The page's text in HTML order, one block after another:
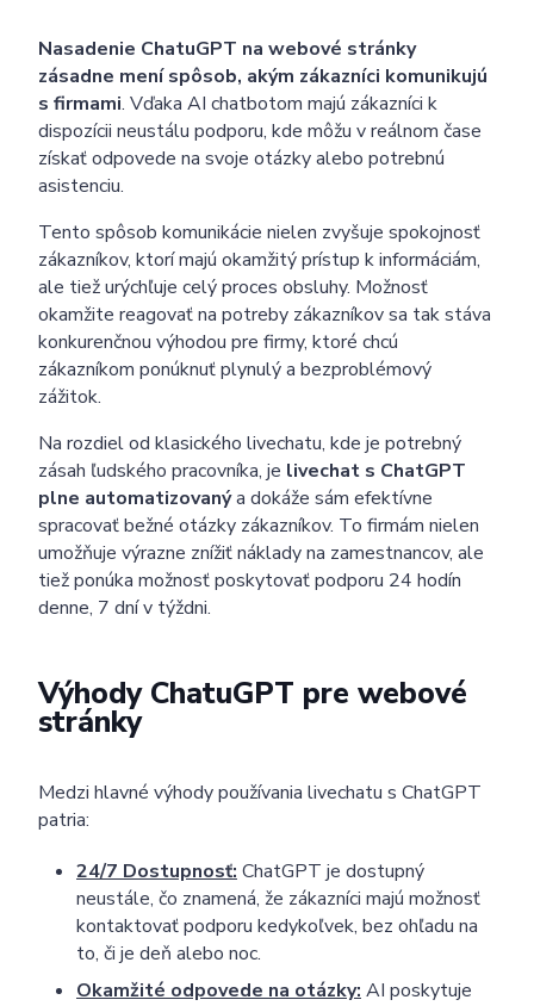
Nasadenie ChatuGPT na webové stránky
zásadne mení spôsob, akým zákazníci komunikujú
s firmami. Vďaka AI chatbotom majú zákazníci k
dispozícii neustálu podporu, kde môžu v reálnom čase
získať odpovede na svoje otázky alebo potrebnú
asistenciu.
Tento spôsob komunikácie nielen zvyšuje spokojnosť
zákazníkov, ktorí majú okamžitý prístup k informáciám,
ale tiež urýchľuje celý proces obsluhy. Možnosť
okamžite reagovať na potreby zákazníkov sa tak stáva
konkurenčnou výhodou pre firmy, ktoré chcú
zákazníkom ponúknuť plynulý a bezproblémový
zážitok.
Na rozdiel od klasického livechatu, kde je potrebný
zásah ľudského pracovníka, je livechat s ChatGPT
plne automatizovanýa dokáže sám efektívne
spracovať bežné otázky zákazníkov. To firmám nielen
umožňuje výrazne znížiť náklady na zamestnancov, ale
tiež ponúka možnosť poskytovať podporu 24 hodín
denne, 7 dní v týždni.
Výhody ChatuGPT pre webové
stránky
Medzi hlavné výhody používania livechatu s ChatGPT
patria:
24/7 Dostupnosť: ChatGPT je dostupný
neustále, čo znamená, že zákazníci majú možnosť
kontaktovať podporu kedykoľvek, bez ohľadu na
to, či je deň alebo noc.
Okamžité odpovede na otázky: AI poskytuje